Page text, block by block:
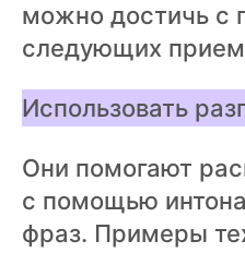
можно достичь с
следующих
Использовать
Они помогают
с помощью
фраз. Примеры